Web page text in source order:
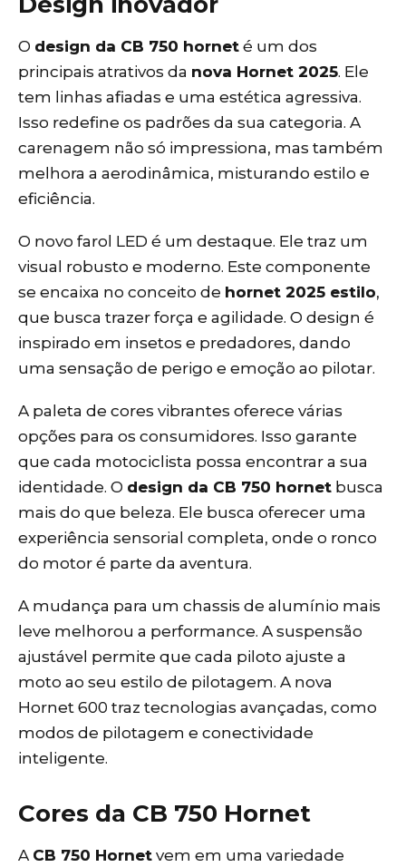
O design da CB 750 hornet é um dos
principais atrativos da nova Hornet 2025. Ele
tem linhas afiadas e uma estética agressiva.
Isso redefine os padrões da sua categoria. A
carenagem não só impressiona, mas também
melhora a aerodinâmica, misturando estilo e
eficiência.
O novo farol LED é um destaque. Ele traz um
visual robusto e moderno. Este componente
se encaixa no conceito de hornet 2025 estilo,
que busca trazer força e agilidade. O design é
inspirado em insetos e predadores, dando
uma sensação de perigo e emoção ao pilotar.
A paleta de cores vibrantes oferece várias
opções para os consumidores. Isso garante
que cada motociclista possa encontrar a sua
identidade. O design da CB 750 hornet busca
mais do que beleza. Ele busca oferecer uma
experiência sensorial completa, onde o ronco
do motor é parte da aventura.
A mudança para um chassis de alumínio mais
leve melhorou a performance. A suspensão
ajustável permite que cada piloto ajuste a
moto ao seu estilo de pilotagem. A nova
Hornet 600 traz tecnologias avançadas, como
modos de pilotagem e conectividade
inteligente.
Cores da CB 750 Hornet
A CB 750 Hornet vem em uma variedade